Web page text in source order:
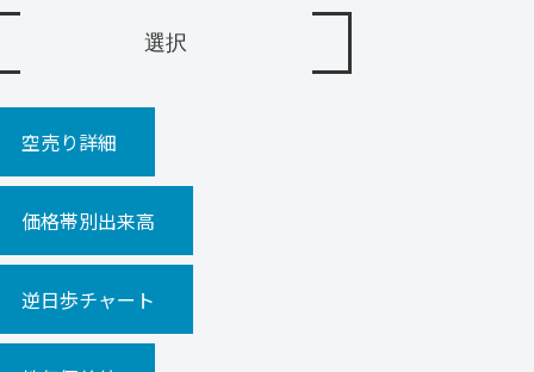
空売り詳細
価格帯別出来高
逆日歩チャート